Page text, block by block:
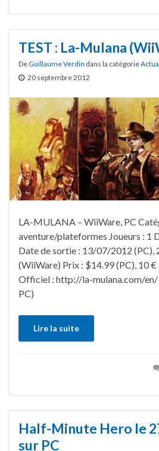
TEST : La-Mulana
DeGuillaume Verdin dans la catégorie
20 septembre 2012
LA-MULANA – WiiWare, PC
aventure/plateformes Joueurs : 1
Date de sortie : 13/07/2012
(WiiWare) Prix : $14.99 (PC), 10
Officiel : http://la-mulana.com/en/
PC)
Lire la suite
Half-Minute Hero le
sur PC